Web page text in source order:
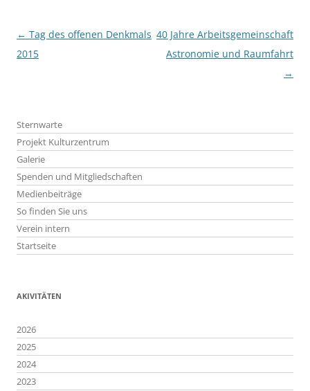
Beitragsnavigation
← Tag des offenen Denkmals
2015
40 Jahre Arbeitsgemeinschaft
Astronomie und Raumfahrt
→
Sternwarte
Projekt Kulturzentrum
Galerie
Spenden und Mitgliedschaften
Medienbeiträge
So finden Sie uns
Verein intern
Startseite
AKIVITÄTEN
2026
2025
2024
2023